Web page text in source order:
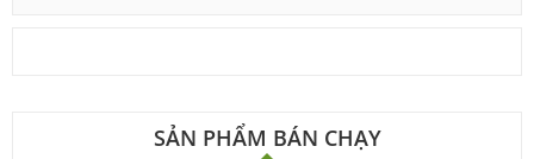
SẢN PHẨM BÁN CHẠY